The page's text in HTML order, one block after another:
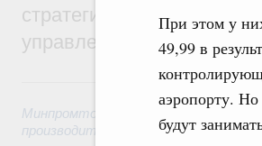
При этом у
49,99 в
аэропорту.
будут
стратегической сессии
управления научно-
5
Минпромторг России
производительности труда и